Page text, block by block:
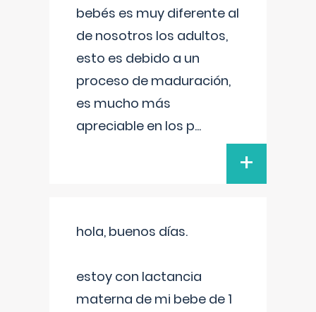
bebés es muy diferente al
de nosotros los adultos,
esto es debido a un
proceso de maduración,
es mucho más
apreciable en los p...
+
hola, buenos días.
estoy con lactancia
materna de mi bebe de 1